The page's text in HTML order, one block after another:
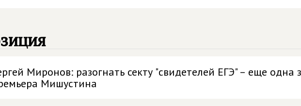
Миронов: разогнать секту "свидетелей ЕГЭ" – еще одна
Мишустина